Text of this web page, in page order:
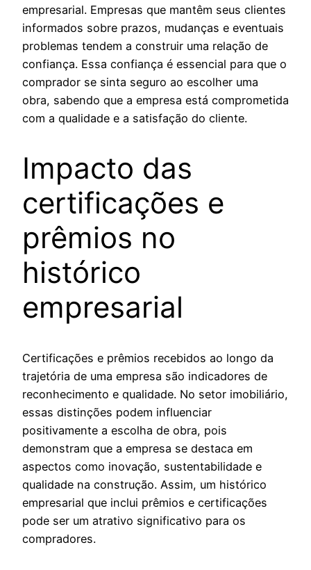
empresarial. Empresas que mantêm seus clientes
informados sobre prazos, mudanças e eventuais
problemas tendem a construir uma relação de
confiança. Essa confiança é essencial para que o
comprador se sinta seguro ao escolher uma
obra, sabendo que a empresa está comprometida
com a qualidade e a satisfação do cliente.
Impacto das
certificações e
prêmios no
histórico
empresarial
Certificações e prêmios recebidos ao longo da
trajetória de uma empresa são indicadores de
reconhecimento e qualidade. No setor imobiliário,
essas distinções podem influenciar
positivamente a escolha de obra, pois
demonstram que a empresa se destaca em
aspectos como inovação, sustentabilidade e
qualidade na construção. Assim, um histórico
empresarial que inclui prêmios e certificações
pode ser um atrativo significativo para os
compradores.